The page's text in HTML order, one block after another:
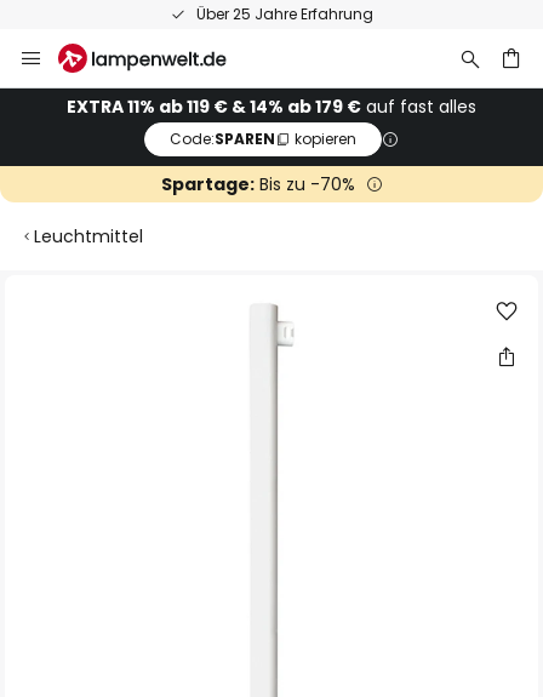
Über 25 Jahre Erfahrung
Inhalt
springenEXTRA 11% ab 119 € & 14% ab 179 € auf fast alles
Code:SPAREN kopieren
Spartage:Bis zu -70%
Leuchtmittel